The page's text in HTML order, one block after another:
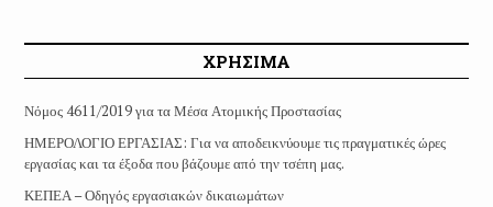
ΧΡΗΣΙΜΑ
Νόμος 4611/2019 για τα Μέσα Ατομικής Προστασίας
ΗΜΕΡΟΛΟΓΙΟ ΕΡΓΑΣΙΑΣ: Για να αποδεικνύουμε τις πραγματικές ώρες
εργασίας και τα έξοδα που βάζουμε από την τσέπη μας.
ΚΕΠΕΑ – Οδηγός εργασιακών δικαιωμάτων